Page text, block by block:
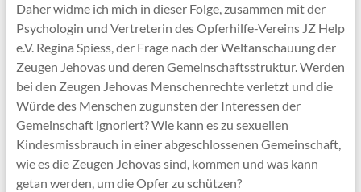
Daher widme ich mich in dieser Folge, zusammen mit der
Psychologin und Vertreterin des Opferhilfe-Vereins JZ Help
e.V. Regina Spiess, der Frage nach der Weltanschauung der
Zeugen Jehovas und deren Gemeinschaftsstruktur. Werden
bei den Zeugen Jehovas Menschenrechte verletzt und die
Würde des Menschen zugunsten der Interessen der
Gemeinschaft ignoriert? Wie kann es zu sexuellen
Kindesmissbrauch in einer abgeschlossenen Gemeinschaft,
wie es die Zeugen Jehovas sind, kommen und was kann
getan werden, um die Opfer zu schützen?